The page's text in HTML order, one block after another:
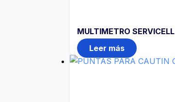
MULTIMETRO SERVICELL
Leer más